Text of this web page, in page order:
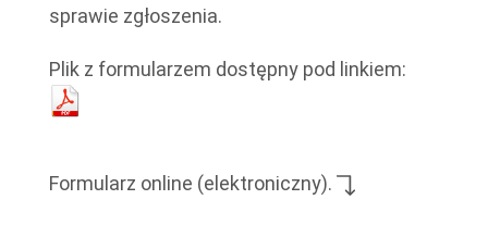
sprawie zgłoszenia.
Plik z formularzem dostępny pod linkiem:
Formularz online (elektroniczny).